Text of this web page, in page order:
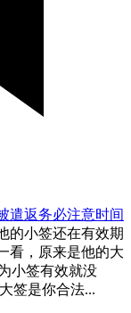
遣返务必注意时间
的小签还在有效期
看，原来是他的大
小签有效就没
签是你合法...